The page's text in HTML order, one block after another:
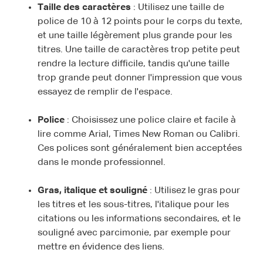
Taille des caractères : Utilisez une taille de
police de 10 à 12 points pour le corps du texte,
et une taille légèrement plus grande pour les
titres. Une taille de caractères trop petite peut
rendre la lecture difficile, tandis qu'une taille
trop grande peut donner l'impression que vous
essayez de remplir de l'espace.
Police : Choisissez une police claire et facile à
lire comme Arial, Times New Roman ou Calibri.
Ces polices sont généralement bien acceptées
dans le monde professionnel.
Gras, italique et souligné : Utilisez le gras pour
les titres et les sous-titres, l'italique pour les
citations ou les informations secondaires, et le
souligné avec parcimonie, par exemple pour
mettre en évidence des liens.